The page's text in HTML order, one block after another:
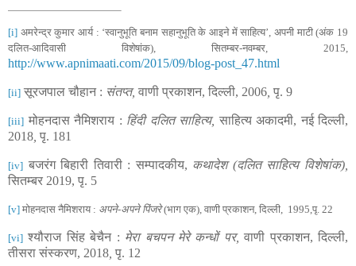
[i] अमरेन्द्र कुमार आर्य : ‘स्वानुभूति बनाम सहानुभूति के आइने में साहित्य’,अपनी माटी (अंक 19
दलित-आदिवासी विशेषांक), सितम्बर-नवम्बर, 2015,
http://www.apnimaati.com/2015/09/blog-post_47.html
[ii] सूरजपाल चौहान : संतप्त, वाणी प्रकाशन, दिल्ली, 2006 पृ. 9
[iii] मोहनदास नैमिशराय : हिंदी दलित साहित्य, साहित्य अकादमी, नई दिल्ली,
2018 पृ. 181
[iv] बजरंग बिहारी तिवारी : सम्पादकीय, कथादेश (दलित साहित्य विशेषांक),
सितम्बर 2019, पृ. 5
[v] मोहनदास नैमिशराय : अपने-अपने पिंजरे(भाग एक), वाणी प्रकाशन, दिल्ली, 1995,पृ. 22
[vi] श्यौराज सिंह बेचैन : मेरा बचपन मेरे कन्धों पर,वाणी प्रकाशन, दिल्ली,
तीसरा संस्करण, 2018 पृ. 12